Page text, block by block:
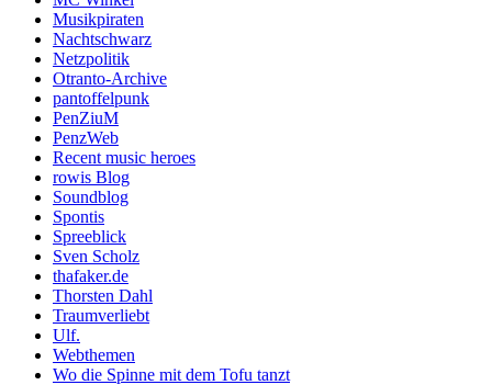
Musikpiraten
Nachtschwarz
Netzpolitik
Otranto-Archive
pantoffelpunk
PenZiuM
PenzWeb
Recent music heroes
rowis Blog
Soundblog
Spontis
Spreeblick
Sven Scholz
thafaker.de
Thorsten Dahl
Traumverliebt
Ulf.
Webthemen
Wo die Spinne mit dem Tofu tanzt